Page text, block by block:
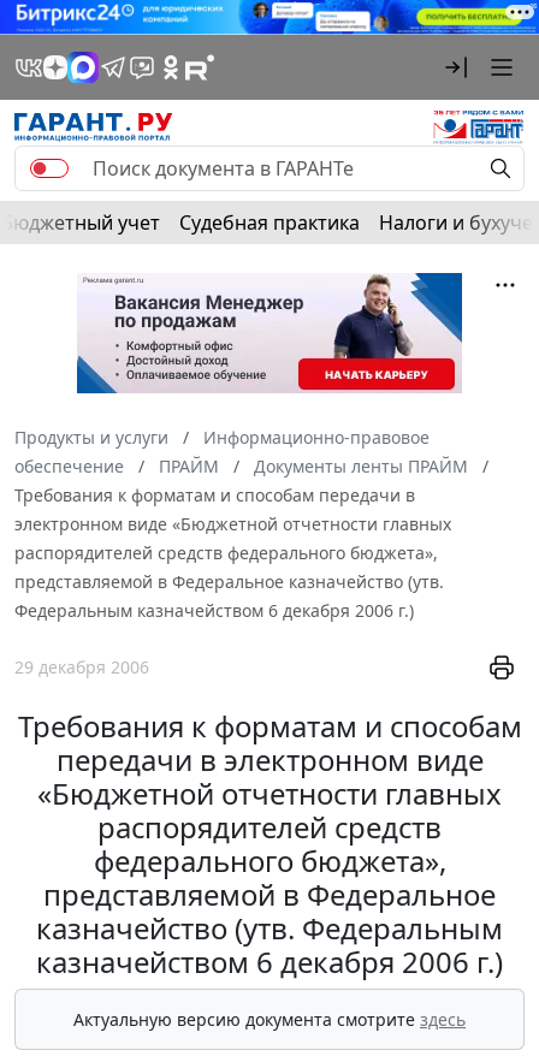
Бюджетный учет Судебная практика Налоги и
Продукты и услуги
Информационно-правовое
обеспечение
ПРАЙМ
Документы ленты ПРАЙМ
Требования к форматам и способам передачи в
электронном виде «Бюджетной отчетности главных
распорядителей средств федерального бюджета»,
представляемой в Федеральное казначейство (утв.
Федеральным казначейством 6 декабря 2006 г.)
29 декабря 2006
Требования к форматам и способам
передачи в электронном виде
«Бюджетной отчетности главных
распорядителей средств
федерального бюджета»,
представляемой в Федеральное
казначейство (утв. Федеральным
казначейством 6 декабря 2006 г.)
Актуальную версию документа смотрите здесь